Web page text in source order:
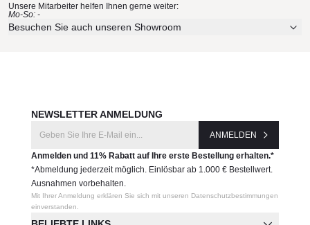
Unsere Mitarbeiter helfen Ihnen gerne weiter:
Mo-So: -
Besuchen Sie auch unseren Showroom
NEWSLETTER ANMELDUNG
ANMELDEN
Anmelden und 11% Rabatt auf Ihre erste Bestellung erhalten.*
*Abmeldung jederzeit möglich. Einlösbar ab 1.000 € Bestellwert.
Ausnahmen vorbehalten.
Mit Ihrer Anmeldung erklären Sie sich mit unseren Datenschutzbestimmungen
einverstanden.